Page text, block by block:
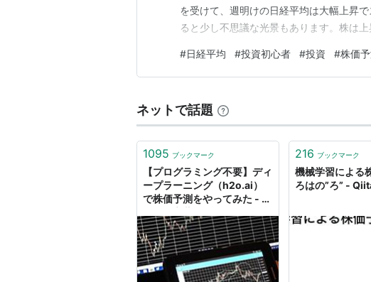
を受けて、週明けの日経平均は大幅上昇
ると少し不思議な光景もあります。株は
ですよね。この温度差が、今週の相場の
は、選挙直前の記事で書いたシナリオを
#日経平均 #投資初心者 #投資 #株価
ネットで話題
1095 ブックマーク
【プログラミング不要】ディ
ープラーニング（h2o.ai）
で株価予測をやってみた - ニ
216 ブックマーク
機械学習によ
ろはの”ろ” -